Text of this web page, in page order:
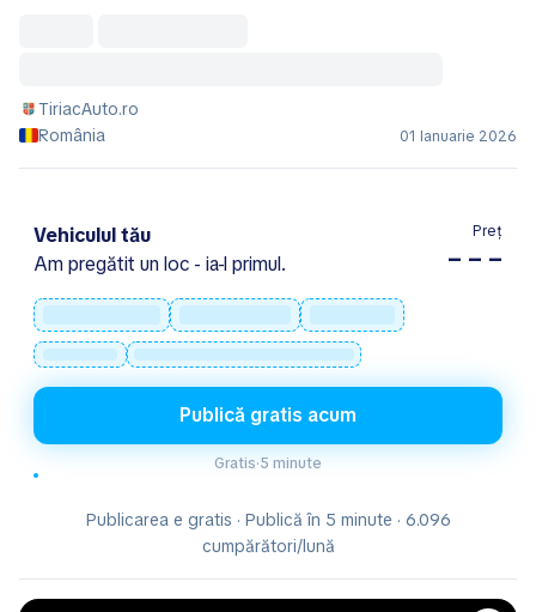
TiriacAuto.ro
România
01 Ianuarie 2026
Vehiculul tău
Am pregătit un loc - ia-l primul.
Preț
– – –
Publică gratis acum
Gratis·5 minute
Publicarea e gratis · Publică în 5 minute · 6.096
cumpărători/lună